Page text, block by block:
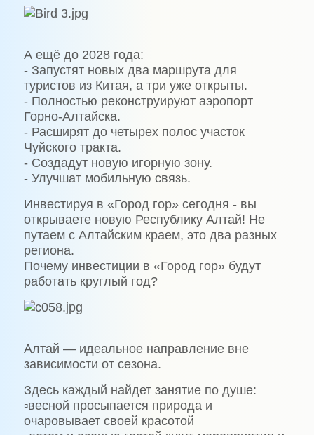
А ещё до 2028 года:
- Запустят новых два маршрута для
туристов из Китая, а три уже открыты.
- Полностью реконструируют аэропорт
Горно-Алтайска.
- Расширят до четырех полос участок
Чуйского тракта.
- Создадут новую игорную зону.
- Улучшат мобильную связь.
Инвестируя в «Город гор» сегодня - вы
открываете новую Республику Алтай! Не
путаем с Алтайским краем, это два разных
региона.
Почему инвестиции в «Город гор» будут
работать круглый год?
Алтай — идеальное направление вне
зависимости от сезона.
Здесь каждый найдет занятие по душе:
▫весной просыпается природа и
очаровывает своей красотой